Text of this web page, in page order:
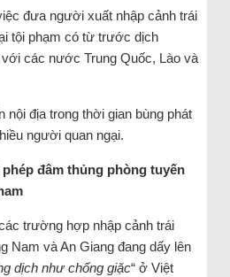
đưa người xuất nhập cảnh trái
tội phạm có từ trước dịch
các nước Trung Quốc, Lào và
nội địa trong thời gian bùng phát
người quan ngại.
đâm thủng phòng tuyến
trường hợp nhập cảnh trái
Nam và An Giang đang dấy lên
dịch như chống giặc“ ở Việt